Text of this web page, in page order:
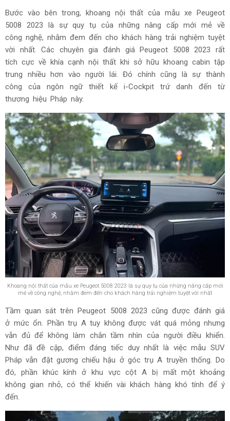
Bước vào bên trong, khoang nội thất của mẫu xe Peugeot
5008 2023 là sự quy tụ của những nâng cấp mới mẻ về
công nghệ, nhằm đem đến cho khách hàng trải nghiệm tuyệt
vời nhất. Các chuyên gia đánh giá Peugeot 5008 2023 rất
tích cực về khía cạnh nội thất khi sở hữu khoang cabin tập
trung nhiều hơn vào người lái. Đó chính cũng là sự thành
công của ngôn ngữ thiết kế i-Cockpit trứ danh đến từ
thương hiệu Pháp này.
Khoang nội thất của mẫu xe Peugeot 5008 2023 là sự quy tụ của những nâng cấp mới
mẻ về công nghệ, nhằm đem đến cho khách hàng trải nghiệm tuyệt vời nhất
Tầm quan sát trên Peugeot 5008 2023 cũng được đánh giá
ở mức ổn. Phần trụ A tuy không được vát quá mỏng nhưng
vẫn đủ để không làm chắn tầm nhìn của người điều khiển.
Như đã đề cập, điểm đáng tiếc duy nhất là việc mẫu SUV
Pháp vẫn đặt gương chiếu hậu ở góc trụ A truyền thống. Do
đó, phần khúc kính ở khu vực cột A bị mất một khoảng
không gian nhỏ, có thể khiến vài khách hàng khó tính để ý
đến.